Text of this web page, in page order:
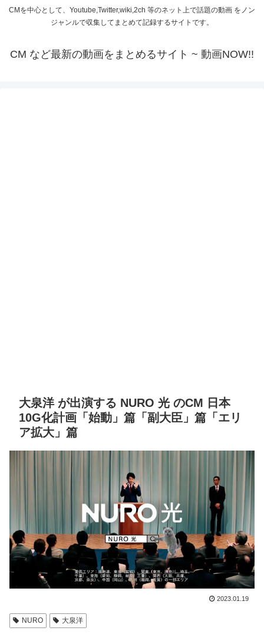
CMを中心として、Youtube,Twitter,wiki,2ch 等のネット上で話題の動画 をノン
ジャンルで収集してまとめて記録するサイトです。
CM など最新の動画をまとめるサイト ~ 動画NOW!!
大泉洋 が出演する NURO 光 のCM 日本
10G化計画「始動」篇「副大臣」篇「エリ
ア拡大」篇
2023.01.19
NURO 大泉洋